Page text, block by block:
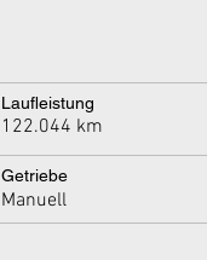
Laufleistung
122.044 km
Getriebe
Manuell